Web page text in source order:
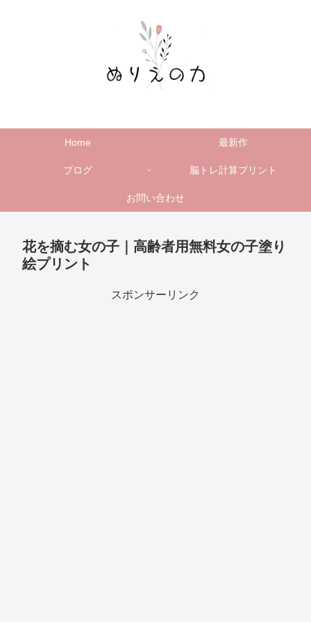
Home 最新作
ブログ 脳トレ計算プリント
お問い合わせ
花を摘む女の子｜高齢者用無料女の子塗り
絵プリント
スポンサーリンク